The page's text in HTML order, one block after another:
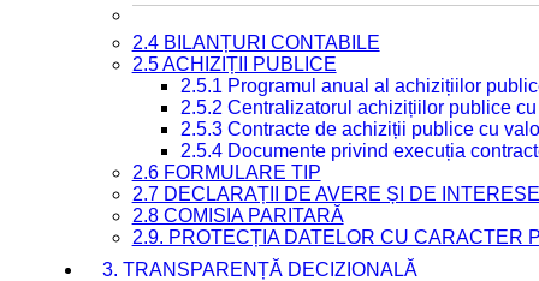
2.4 BILANȚURI CONTABILE
2.5 ACHIZIȚII PUBLICE
2.5.1 Programul anual al achizițiilor
2.5.2 Centralizatorul achizițiilor publice
2.5.3 Contracte de achiziții publice cu
2.5.4 Documente privind execuția
2.6 FORMULARE TIP
2.7 DECLARAȚII DE AVERE ȘI DE INTERESE
2.8 COMISIA PARITARĂ
2.9. PROTECȚIA DATELOR CU CARACTER
3. TRANSPARENȚĂ DECIZIONALĂ